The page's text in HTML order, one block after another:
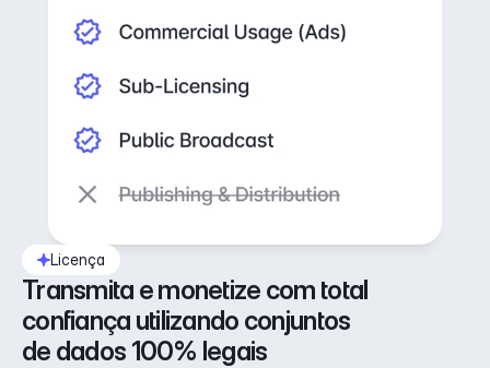
Licença
Transmita e monetize com total
confiança utilizando conjuntos
de dados 100% legais